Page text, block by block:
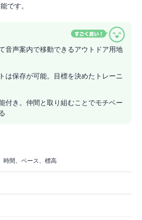
です。
音声案内で移動できるアウトドア用地
は保存が可能。目標を決めたトレーニ
付き。仲間と取り組むことでモチベー
時間、ペース、標高